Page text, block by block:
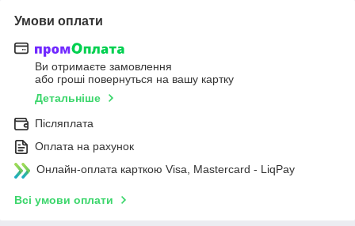
Умови оплати
Ви отримаєте замовлення
або гроші повернуться на вашу картку
Детальніше
Післяплата
Оплата на рахунок
Онлайн-оплата карткою Visa, Mastercard - LiqPay
Всі умови оплати